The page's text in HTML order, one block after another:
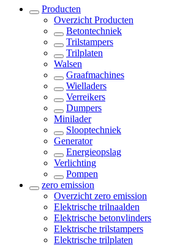
Producten
Overzicht Producten
Betontechniek
Trilstampers
Trilplaten
Walsen
Graafmachines
Wielladers
Verreikers
Dumpers
Minilader
Slooptechniek
Generator
Energieopslag
Verlichting
Pompen
zero emission
Overzicht zero emission
Elektrische trilnaalden
Elektrische betonvlinders
Elektrische trilstampers
Elektrische trilplaten